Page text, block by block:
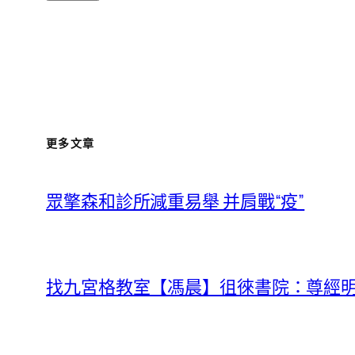
更多文章
眾擎森和診所減重易舉 并肩戰“疫”
找九宮格教室【馮晨】徂徠書院：尊經